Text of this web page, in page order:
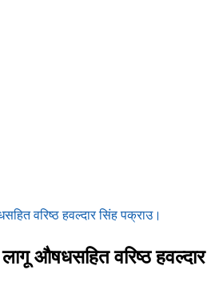
वरिष्ठ हवल्दार सिंह पक्राउ।
औषधसहित वरिष्ठ हवल्दार